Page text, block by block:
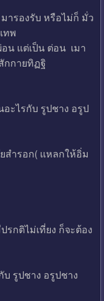
ารองรับ หรือไม่ก็ มั่ว
ทพ
น แต่เป็น ต่อน เมา
กกายทิฏฐิ
ะไรกับ รูปชาง อรูป
สำรอก( แหลกให้อิ่ม
กติไม่เที่ยง ก็จะต้อง
บ รูปชาง อรูปชาง